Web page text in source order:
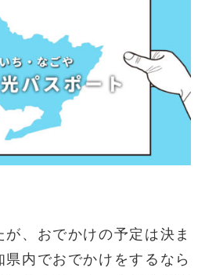
、おでかけの予定は決ま
県内でおでかけをするなら